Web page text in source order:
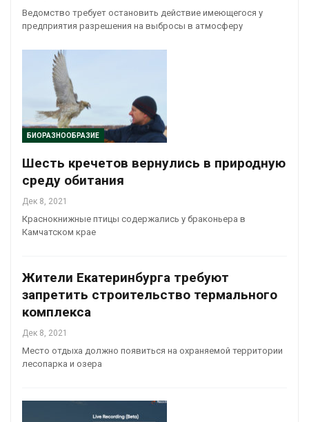
Ведомство требует остановить действие имеющегося у
предприятия разрешения на выбросы в атмосферу
БИОРАЗНООБРАЗИЕ
Шесть кречетов вернулись в природную
среду обитания
Дек 8, 2021
Краснокнижные птицы содержались у браконьера в
Камчатском крае
Жители Екатеринбурга требуют
запретить строительство термального
комплекса
Дек 8, 2021
Место отдыха должно появиться на охраняемой территории
лесопарка и озера